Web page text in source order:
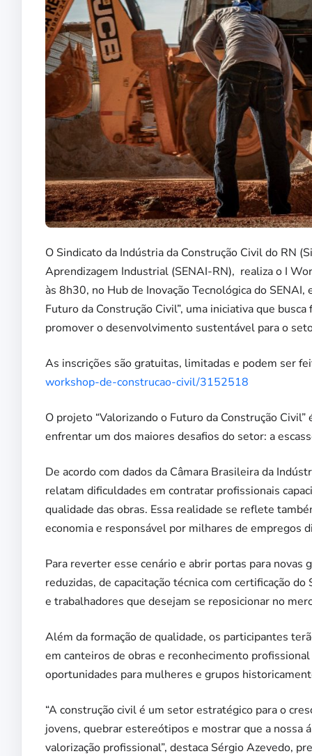
O Sindicato da Indústria da Construção Civil do RN
Aprendizagem Industrial (SENAI-RN), realiza o I
às 8h30, no Hub de Inovação Tecnológica do
Futuro da Construção Civil”, uma iniciativa que
promover o desenvolvimento sustentável para o
As inscrições são gratuitas, limitadas e podem ser
workshop-de-construcao-civil/3152518
O projeto “Valorizando o Futuro da Construção
enfrentar um dos maiores desafios do setor: a
De acordo com dados da Câmara Brasileira da
relatam dificuldades em contratar profissionais
qualidade das obras. Essa realidade se reflete
economia e responsável por milhares de empregos
Para reverter esse cenário e abrir portas para
reduzidas, de capacitação técnica com certificação
e trabalhadores que desejam se reposicionar no
Além da formação de qualidade, os participantes
em canteiros de obras e reconhecimento
oportunidades para mulheres e grupos
“A construção civil é um setor estratégico para o
jovens, quebrar estereótipos e mostrar que a nossa
valorização profissional”, destaca Sérgio Azevedo,